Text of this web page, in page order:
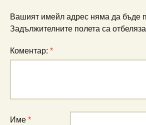
Вашият имейл адрес няма да бъде
Задължителните полета са
Коментар: *
Име *